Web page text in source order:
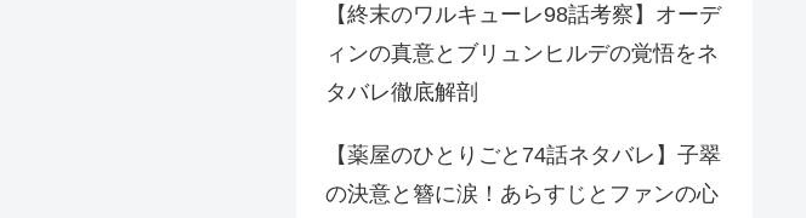
【終末のワルキューレ98話考察】オーデ
ィンの真意とブリュンヒルデの覚悟をネ
タバレ徹底解剖
【薬屋のひとりごと74話ネタバレ】子翠
の決意と簪に涙！あらすじとファンの心